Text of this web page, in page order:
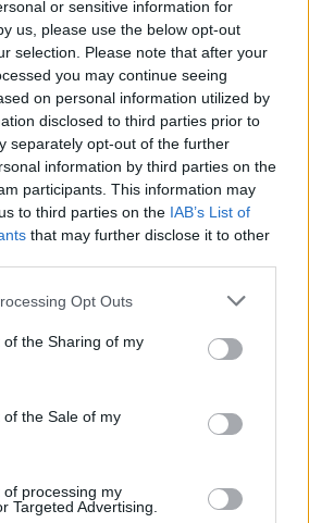
or sensitive information for
us, please use the below opt-out
selection. Please note that after your
you may continue seeing
on personal information utilized by
disclosed to third parties prior to
separately opt-out of the further
information by third parties on the
participants. This information may
to third parties on the IAB’s List of
that may further disclose it to other
app uses one or more Google
or usage behaviour. You may click to
to Google and its third-party tags to
specified purposes in below Google
Opt Outs
the Sharing of my
the Sale of my
processing my
Targeted Advertising.
ogni viaggio in montagna in
dove eleganza e
in un’unica esperienza.